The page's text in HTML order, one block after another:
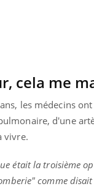
cela me
les médecins
d'une
vivre.
était la troisième
comme